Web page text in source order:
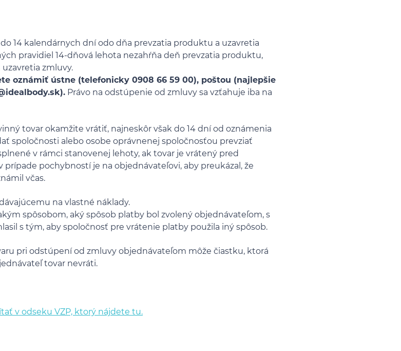
14 kalendárnych dní odo dňa prevzatia produktu a uzavretia
pravidiel 14-dňová lehota nezahŕňa deň prevzatia produktu,
zmluvy.
oznámiť ústne (telefonicky 0908 66 59 00), poštou (najlepšie
Právo na odstúpenie od zmluvy sa vzťahuje iba na
tovar okamžite vrátiť, najneskôr však do 14 dní od oznámenia
spoločnosti alebo osobe oprávnenej spoločnosťou prevziať
v rámci stanovenej lehoty, ak tovar je vrátený pred
pochybností je na objednávateľovi, aby preukázal, že
včas.
na vlastné náklady.
spôsobom, aký spôsob platby bol zvolený objednávateľom, s
s tým, aby spoločnosť pre vrátenie platby použila iný spôsob.
pri odstúpení od zmluvy objednávateľom môže čiastku, ktorá
tovar nevráti.
v odseku VZP, ktorý nájdete tu.